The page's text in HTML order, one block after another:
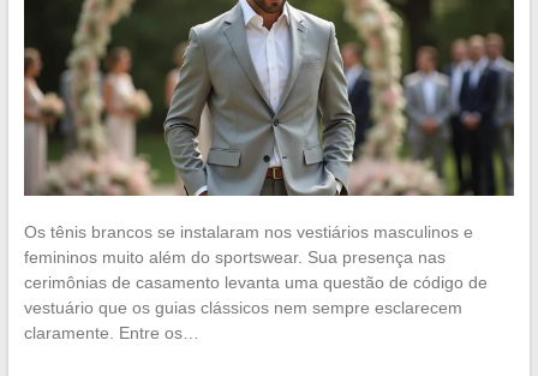
Os tênis brancos se instalaram nos vestiários masculinos e
femininos muito além do sportswear. Sua presença nas
cerimônias de casamento levanta uma questão de código de
vestuário que os guias clássicos nem sempre esclarecem
claramente. Entre os…